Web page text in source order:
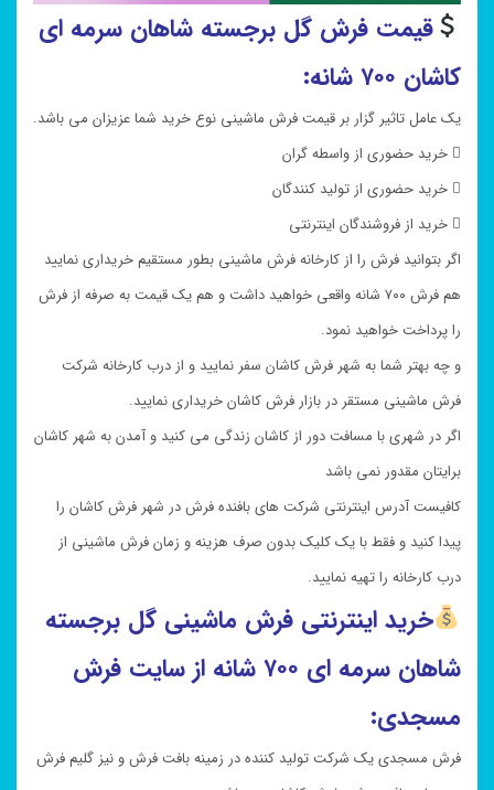
قیمت فرش گل برجستهشاهان سرمه ای
کاشان ۷۰۰ شانه:
یک عامل تاثیر گزار بر قیمت فرش ماشینی نوع خرید شما عزیزان می باشد.
 خرید حضوری از واسطه گران
 خرید حضوری از تولید کنندگان
 خرید از فروشندگان اینترنتی
اگر بتوانید فرش را از کارخانه فرش ماشینی بطور مستقیم خریداری نمایید
هم فرش ۷۰۰ شانه واقعی خواهید داشت و هم یک قیمت به صرفه از فرش
را پرداخت خواهید نمود.
و چه بهتر شما به شهر فرش کاشان سفر نمایید و از درب کارخانه شرکت
فرش ماشینی مستقر در بازار فرش کاشان خریداری نمایید.
اگر در شهری با مسافت دور از کاشان زندگی می کنید و آمدن به شهر کاشان
برایتان مقدور نمی باشد
کافیست آدرس اینترنتی شرکت های بافنده فرش در شهر فرش کاشان را
پیدا کنید و فقط با یک کلیک بدون صرف هزینه و زمان فرش ماشینی از
درب کارخانه را تهیه نمایید.
خرید اینترنتی فرش ماشینی گل برجسته
شاهان سرمه ای
۷۰۰ شانه از سایت فرش
مسجدی:
فرش مسجدی یک شرکت تولید کننده در زمینه بافت فرش و نیز گلیم فرش